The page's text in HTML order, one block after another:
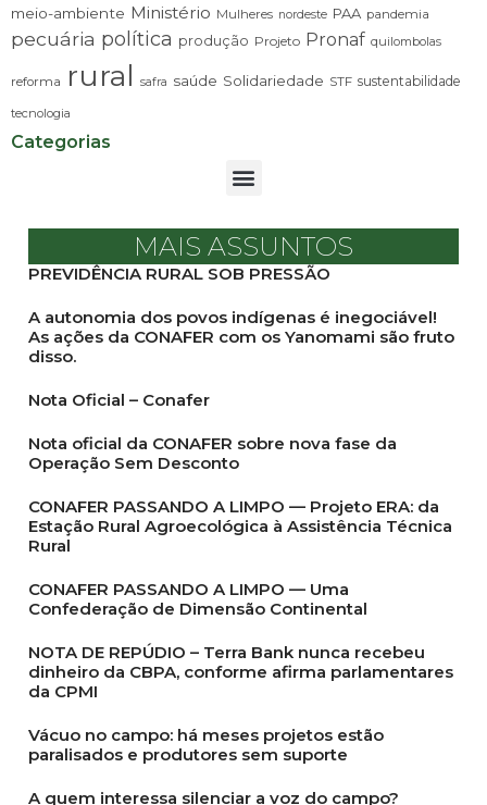
meio-ambiente Ministério Mulheres nordeste PAA pandemia
pecuária política produção Projeto Pronaf quilombolas
reforma rural safra saúde Solidariedade STF sustentabilidade
tecnologia
Categorias
MAIS ASSUNTOS
PREVIDÊNCIA RURAL SOB PRESSÃO
A autonomia dos povos indígenas é inegociável!
As ações da CONAFER com os Yanomami são fruto
disso.
Nota Oficial – Conafer
Nota oficial da CONAFER sobre nova fase da
Operação Sem Desconto
CONAFER PASSANDO A LIMPO — Projeto ERA: da
Estação Rural Agroecológica à Assistência Técnica
Rural
CONAFER PASSANDO A LIMPO — Uma
Confederação de Dimensão Continental
NOTA DE REPÚDIO – Terra Bank nunca recebeu
dinheiro da CBPA, conforme afirma parlamentares
da CPMI
Vácuo no campo: há meses projetos estão
paralisados e produtores sem suporte
A quem interessa silenciar a voz do campo?